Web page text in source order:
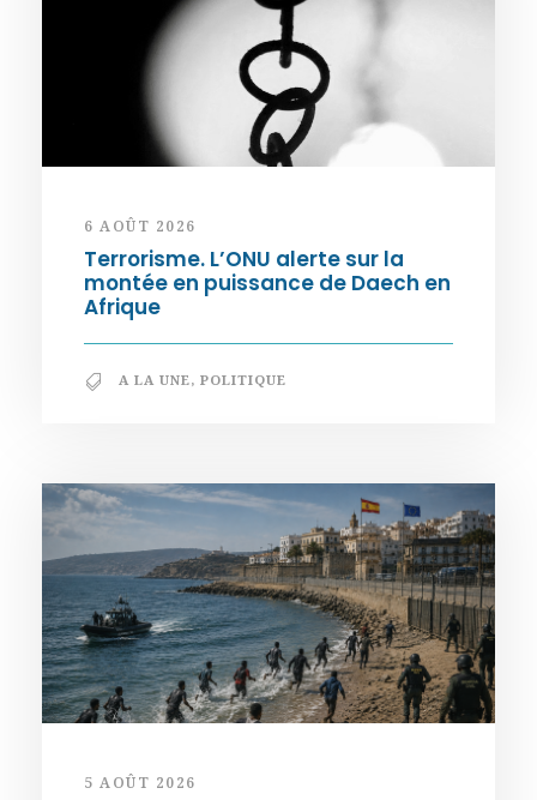
6 AOÛT 2026
Terrorisme. L’ONU alerte sur la
montée en puissance de Daech en
Afrique
A LA UNE, POLITIQUE
5 AOÛT 2026